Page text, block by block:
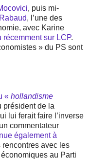
, puis mi-
, l’une des
avec Karine
sur LCP.
» du PS sont
« hollandisme
président de la
lui ferait faire l’inverse
commentateur
également à
rencontres avec les
au Parti